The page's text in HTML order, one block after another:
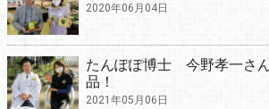
2020年06月04日
たんぽぽ博士 今野孝一さ
品！
2021年05月06日